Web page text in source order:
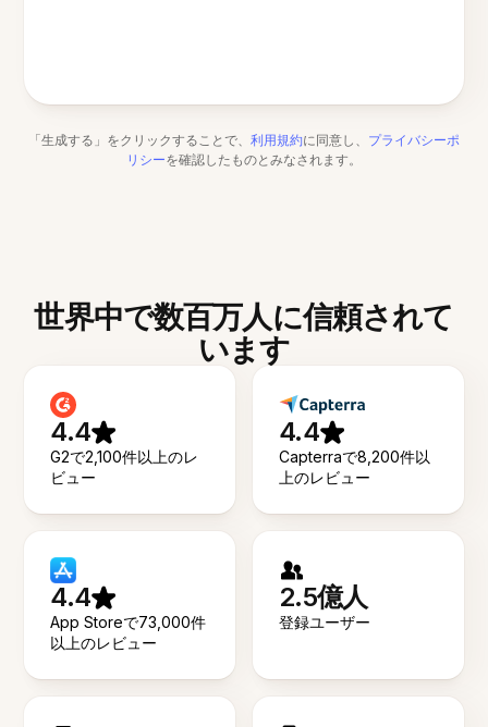
「生成する」をクリックすることで、 利用規約に同意し、 プライバシーポ
リシーを確認したものとみなされます。
世界中で数百万人に信頼されて
います
4.4
G2で2,100件以上のレ
ビュー
4.4
Capterraで8,200件以
上のレビュー
4.4
App Storeで73,000件
以上のレビュー
2.5億人
登録ユーザー